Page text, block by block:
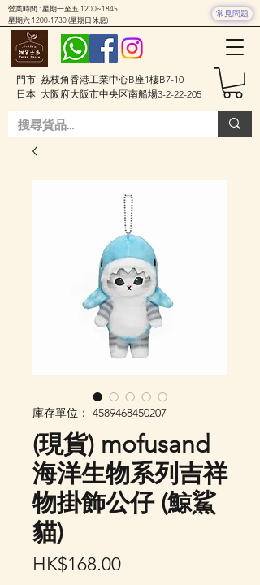
門市: 荔枝角香港工業中心B座1樓B7-10
日本: 大阪府大阪市中央区南船場3-2-22-205
營業時間 : 星期一至五 1200~1845
星期六 1200-1730(星期日休息)
常見問題
庫存單位： 4589468450207
(現貨) mofusand
海洋生物系列吉祥
物掛飾公仔 (鯨鯊
貓)
HK$168.00價